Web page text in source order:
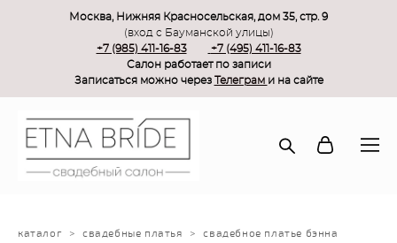
Москва, Нижняя Красносельская, дом 35, стр. 9
(вход с Бауманской улицы)
+7 (985) 411-16-83
+7 (495) 411-16-83
Салон работает по записи
Записаться можно через Телеграм и на сайте
каталог > свадебные платья > свадебное платье бэнна